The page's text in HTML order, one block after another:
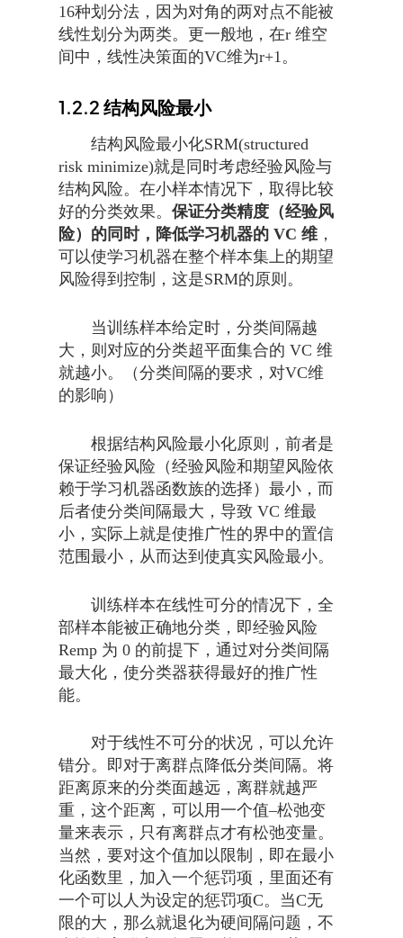
16种划分法，因为对角的两对点不能被
线性划分为两类。更一般地，在r 维空
间中，线性决策面的VC维为r+1。
1.2.2 结构风险最小
结构风险最小化SRM(structured
risk minimize)就是同时考虑经验风险与
结构风险。在小样本情况下，取得比较
好的分类效果。 保证分类精度（经验风
险）的同时，降低学习机器的 VC 维 ，
可以使学习机器在整个样本集上的期望
风险得到控制，这是SRM的原则。
当训练样本给定时，分类间隔越
大，则对应的分类超平面集合的 VC 维
就越小。（分类间隔的要求，对VC维
的影响）
根据结构风险最小化原则，前者是
保证经验风险（经验风险和期望风险依
赖于学习机器函数族的选择）最小，而
后者使分类间隔最大，导致 VC 维最
小，实际上就是使推广性的界中的置信
范围最小，从而达到使真实风险最小。
训练样本在线性可分的情况下，全
部样本能被正确地分类，即经验风险
Remp 为 0 的前提下，通过对分类间隔
最大化，使分类器获得最好的推广性
能。
对于线性不可分的状况，可以允许
错分。即对于离群点降低分类间隔。将
距离原来的分类面越远，离群就越严
重，这个距离，可以用一个值–松弛变
量来表示，只有离群点才有松弛变量。
当然，要对这个值加以限制，即在最小
化函数里，加入一个惩罚项，里面还有
一个可以人为设定的惩罚项C。当C无
限的大，那么就退化为硬间隔问题，不